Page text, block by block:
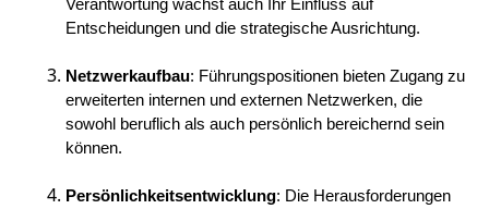
Verantwortung wächst auch Ihr Einfluss auf
Entscheidungen und die strategische Ausrichtung.
Netzwerkaufbau: Führungspositionen bieten Zugang zu
erweiterten internen und externen Netzwerken, die
sowohl beruflich als auch persönlich bereichernd sein
können.
Persönlichkeitsentwicklung: Die Herausforderungen